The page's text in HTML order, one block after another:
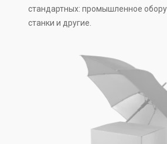
стандартных: промышленное
станки и другие.